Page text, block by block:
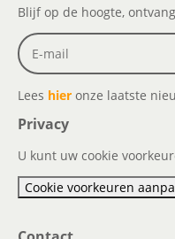
Blijf op de hoogte,
Lees hier onze laatste
Privacy
U kunt uw cookie
Cookie voorkeuren